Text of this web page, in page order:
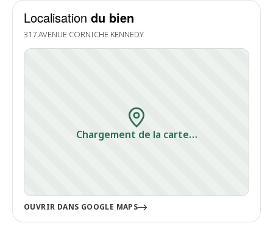
Localisation du bien
317 AVENUE CORNICHE KENNEDY
Chargement de la carte…
OUVRIR DANS GOOGLE MAPS